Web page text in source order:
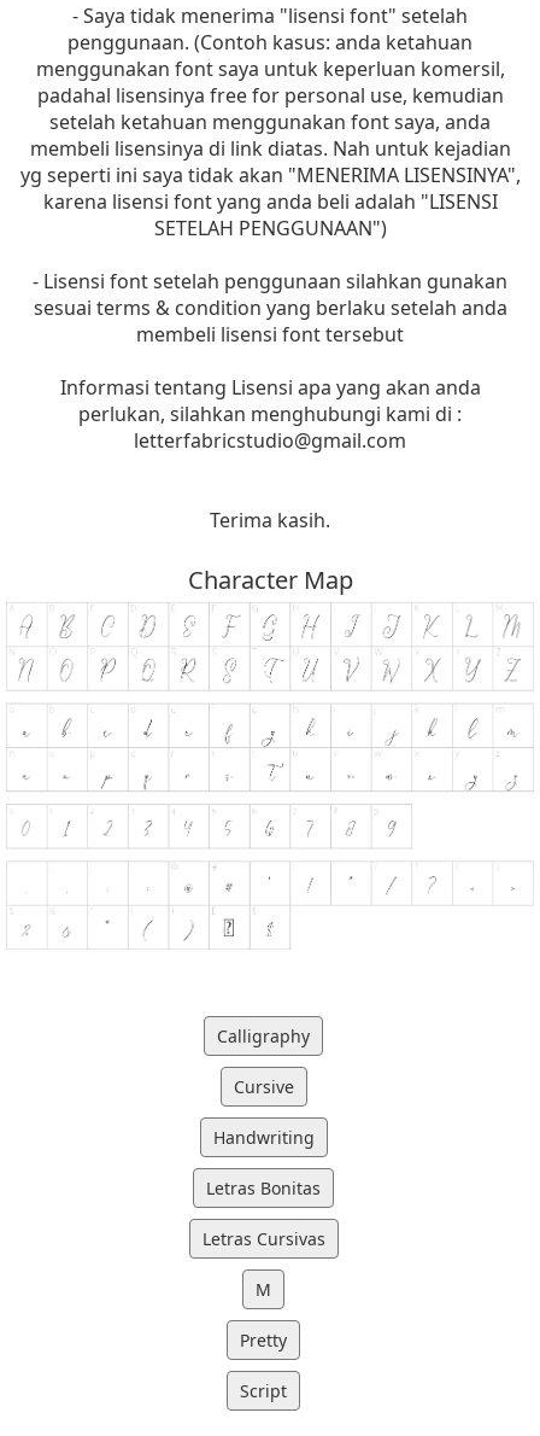
- Saya tidak menerima "lisensi font" setelah
penggunaan. (Contoh kasus: anda ketahuan
menggunakan font saya untuk keperluan komersil,
padahal lisensinya free for personal use, kemudian
setelah ketahuan menggunakan font saya, anda
membeli lisensinya di link diatas. Nah untuk kejadian
yg seperti ini saya tidak akan "MENERIMA LISENSINYA",
karena lisensi font yang anda beli adalah "LISENSI
SETELAH PENGGUNAAN")
- Lisensi font setelah penggunaan silahkan gunakan
sesuai terms & condition yang berlaku setelah anda
membeli lisensi font tersebut
Informasi tentang Lisensi apa yang akan anda
perlukan, silahkan menghubungi kami di :
letterfabricstudio@gmail.com
Terima kasih.
Character Map
Calligraphy
Cursive
Handwriting
Letras Bonitas
Letras Cursivas
M
Pretty
Script